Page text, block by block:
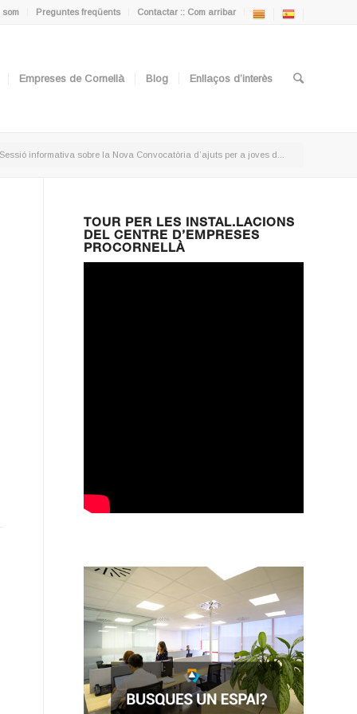
som Preguntes freqüents Contactar :: Com arribar
Empreses de Cornellà Blog Enllaços d’interès
Sessió informativa sobre la Nova Convocatòria d’ajuts per a joves d...
TOUR PER LES INSTAL.LACIONS
DEL CENTRE D’EMPRESES
PROCORNELLÀ